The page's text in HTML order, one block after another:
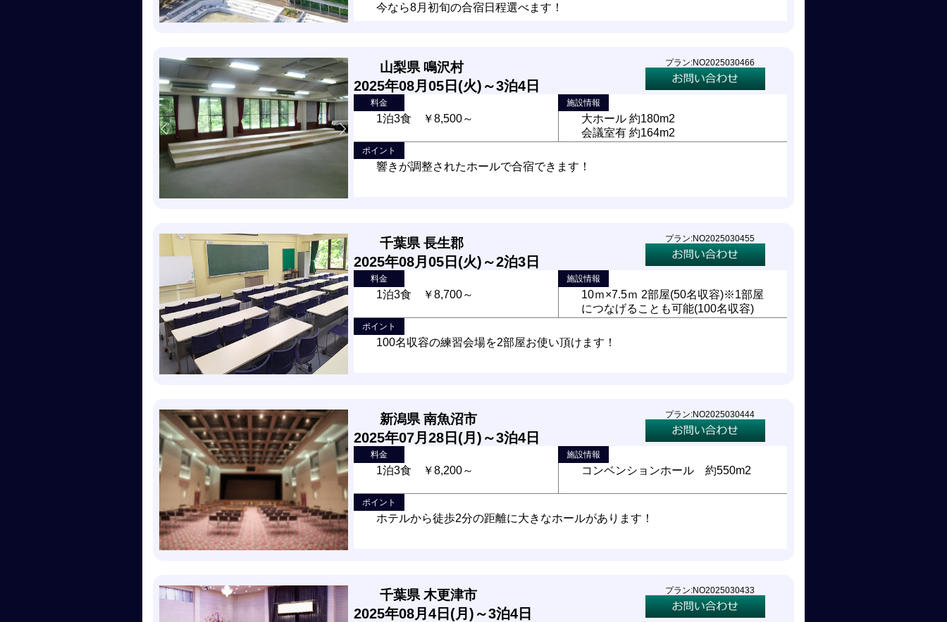
今なら8月初旬の合宿日程選べます！
山梨県 鳴沢村
2025年08月05日(火)～3泊4日
プラン:NO2025030466
料金
1泊3食 ￥8,500～
施設情報
大ホール 約180m2
会議室有 約164m2
ポイント
響きが調整されたホールで合宿できます！
千葉県 長生郡
2025年08月05日(火)～2泊3日
プラン:NO2025030455
料金
1泊3食 ￥8,700～
施設情報
10ｍ×7.5ｍ 2部屋(50名収容)※1部屋
につなげることも可能(100名収容)
ポイント
100名収容の練習会場を2部屋お使い頂けます！
新潟県 南魚沼市
2025年07月28日(月)～3泊4日
プラン:NO2025030444
料金
1泊3食 ￥8,200～
施設情報
コンベンションホール 約550m2
ポイント
ホテルから徒歩2分の距離に大きなホールがあります！
千葉県 木更津市
2025年08月4日(月)～3泊4日
プラン:NO2025030433